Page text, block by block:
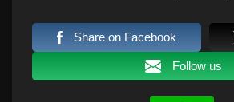
Share on Facebook
Follow us